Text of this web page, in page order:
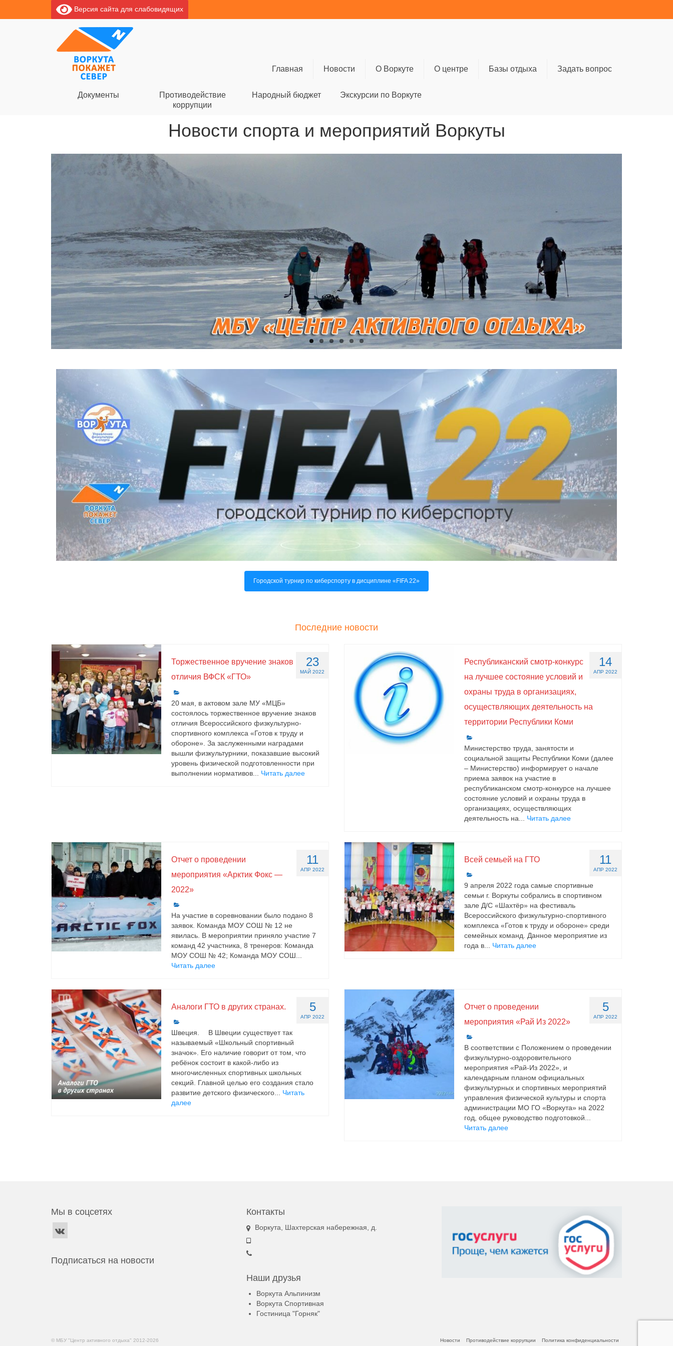
Версия сайта для слабовидящих
Главная Новости О Воркуте О центре Базы отдыха Задать вопрос
Документы
Противодействие
коррупции
Народный бюджет Экскурсии по Воркуте
Новости спорта и мероприятий Воркуты
Городской турнир по киберспорту в дисциплине «FIFA 22»
Последние новости
23
МАЙ 2022
Торжественное вручение знаков
отличия ВФСК «ГТО»
20 мая, в актовом зале МУ «МЦБ»
состоялось торжественное вручение знаков
отличия Всероссийского физкультурно-
спортивного комплекса «Готов к труду и
обороне». За заслуженными наградами
вышли физкультурники, показавшие высокий
уровень физической подготовленности при
выполнении нормативов... Читать далее
14
АПР 2022
Республиканский смотр-конкурс
на лучшее состояние условий и
охраны труда в организациях,
осуществляющих деятельность на
территории Республики Коми
Министерство труда, занятости и
социальной защиты Республики Коми (далее
– Министерство) информирует о начале
приема заявок на участие в
республиканском смотр-конкурсе на лучшее
состояние условий и охраны труда в
организациях, осуществляющих
деятельность на... Читать далее
11
АПР 2022
Отчет о проведении
мероприятия «Арктик Фокс —
2022»
На участие в соревновании было подано 8
заявок. Команда МОУ СОШ № 12 не
явилась. В мероприятии приняло участие 7
команд 42 участника, 8 тренеров: Команда
МОУ СОШ № 42; Команда МОУ СОШ...
Читать далее
11
АПР 2022
Всей семьей на ГТО
9 апреля 2022 года самые спортивные
семьи г. Воркуты собрались в спортивном
зале Д/С «Шахтёр» на фестиваль
Всероссийского физкультурно-спортивного
комплекса «Готов к труду и обороне» среди
семейных команд. Данное мероприятие из
года в... Читать далее
5
АПР 2022
Аналоги ГТО в других странах.
Швеция. ⠀ В Швеции существует так
называемый «Школьный спортивный
значок». Его наличие говорит от том, что
ребёнок состоит в какой-либо из
многочисленных спортивных школьных
секций. Главной целью его создания стало
развитие детского физического... Читать
далее
5
АПР 2022
Отчет о проведении
мероприятия «Рай Из 2022»
В соответствии с Положением о проведении
физкультурно-оздоровительного
мероприятия «Рай-Из 2022», и
календарным планом официальных
физкультурных и спортивных мероприятий
управления физической культуры и спорта
администрации МО ГО «Воркута» на 2022
год, общее руководство подготовкой...
Читать далее
Мы в соцсетях
Подписаться на новости
Контакты
Воркута, Шахтерская набережная, д.
Наши друзья
Воркута Альпинизм
Воркута Спортивная
Гостиница "Горняк"
Новости Противодействие коррупции Политика конфиденциальности
© МБУ "Центр активного отдыха" 2012-2026